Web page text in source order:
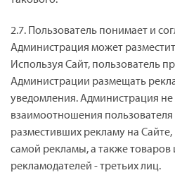
2.7. Пользователь понимает и
Администрация может
Используя Сайт, пользователь
Администрации размещать
уведомления. Администрация не
взаимоотношения
разместивших рекламу на
самой рекламы, а также товаров
рекламодателей - третьих лиц.